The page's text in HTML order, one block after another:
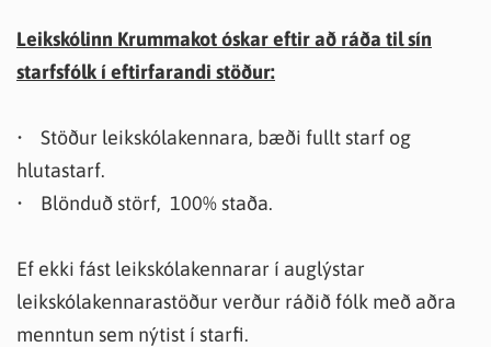
Leikskólinn Krummakot óskar eftir að ráða til sín
starfsfólk í eftirfarandi stöður:
• Stöður leikskólakennara, bæði fullt starf og
hlutastarf.
• Blönduð störf, 100% staða.
Ef ekki fást leikskólakennarar í auglýstar
leikskólakennarastöður verður ráðið fólk með aðra
menntun sem nýtist í starfi.